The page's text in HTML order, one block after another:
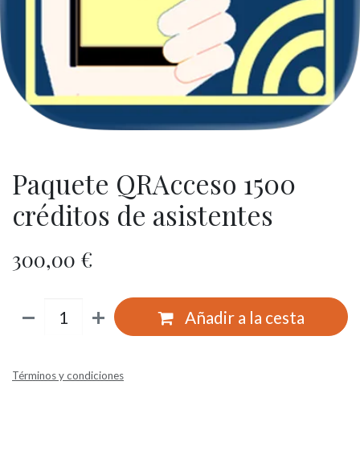
Paquete QRAcceso 1500
créditos de asistentes
300,00 €
Añadir a la cesta
Términos y condiciones